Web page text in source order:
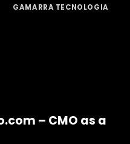
GAMARRA TECNOLOGIA
– CMO as a